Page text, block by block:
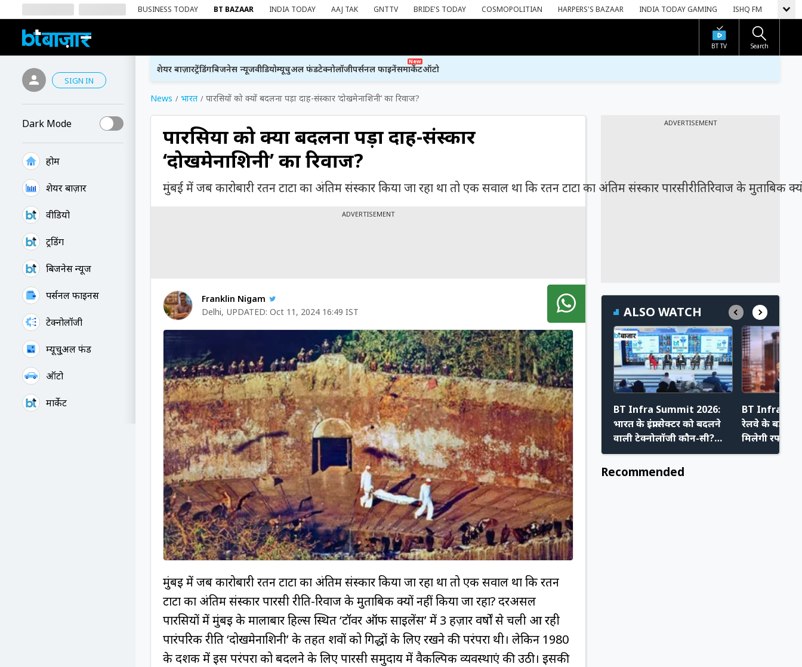
BUSINESS TODAY BT BAZAAR INDIA TODAY AAJ TAK GNTTV BRIDE'S TODAY COSMOPOLITIAN HARPERS'S BAZAAR INDIA TODAY GAMING ISHQ FM
BT TV Search
SIGN IN
Dark Mode
होम
शेयर बाज़ार
वीडियो
ट्रेंडिंग
बिजनेस न्यूज
पर्सनल फाइनेंस
टेक्नोलॉजी
म्यूचु्अल फंड
ऑटो
मार्केट
शेयर बाज़ारट्रेंडिंगबिजनेस न्यूजवीडियोम्यूचुअल फंडटेक्नोलॉजीपर्सनल फाइनेंस
New
मार्केटऑटो
News भारत पारसियों को क्यों बदलना पड़ा दाह-संस्कार ‘दोखमेनाशिनी’ का रिवाज?
पारसियों को क्यों बदलना पड़ा दाह-संस्कार
‘दोखमेनाशिनी’ का रिवाज?
मुंबई में जब कारोबारी रतन टाटा का अंतिम संस्कार किया जा रहा था तो एक सवाल था कि रतन टाटा का अंतिम संस्कार पारसीरीतिरिवाज के मुताबिक
ADVERTISEMENT
Franklin Nigam
Delhi, UPDATED: Oct 11, 2024 16:49 IST
मुंबई में जब कारोबारी रतन टाटा का अंतिम संस्कार किया जा रहा था तो एक सवाल था कि रतन
टाटा का अंतिम संस्कार पारसी रीति-रिवाज के मुताबिक क्यों नहीं किया जा रहा? दरअसल
पारसियों में मुंबई के मालाबार हिल्स स्थित ‘टॉवर ऑफ साइलेंस’ में 3 हज़ार वर्षों से चली आ रही
पारंपरिक रीति ‘दोखमेनाशिनी’ के तहत शवों को गिद्धों के लिए रखने की परंपरा थी। लेकिन 1980
के दशक में इस परंपरा को बदलने के लिए पारसी समुदाय में वैकल्पिक व्यवस्थाएं की उठी। इसकी
ADVERTISEMENT
ALSO WATCH
BT Infra Summit 2026:
भारत के इंफ्रा सेक्टर को बदलने
वाली टेक्नोलॉजी कौन-सी?
एक्सपर्ट्स ने बताया बड़ा
फॉर्मूला
BT Infra
रेलवे के बड़े
मिलेगी रफ्तार,
और ट्रेन फंडिंग
Recommended